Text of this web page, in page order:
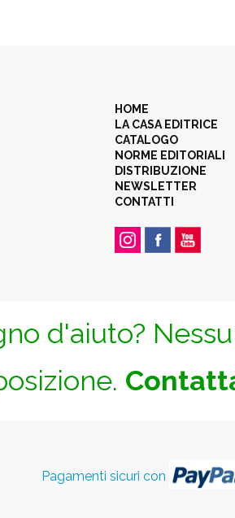
HOME
LA CASA EDITRICE
CATALOGO
NORME EDITORIALI
DISTRIBUZIONE
NEWSLETTER
CONTATTI
d'aiuto?
Pagamenti sicuri con